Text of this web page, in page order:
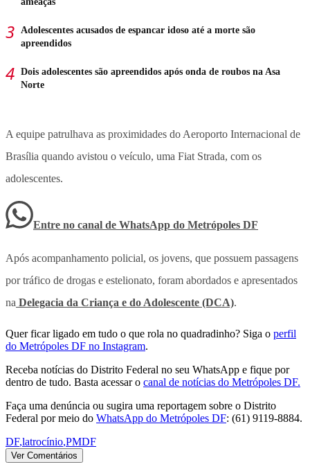
Adolescentes acusados de espancar idoso até a morte são
apreendidos
Dois adolescentes são apreendidos após onda de roubos na Asa
Norte
A equipe patrulhava as proximidades do Aeroporto Internacional de
Brasília quando avistou o veículo, uma Fiat Strada, com os
adolescentes.
Entre no canal de WhatsApp do Metrópoles DF
Após acompanhamento policial, os jovens, que possuem passagens
por tráfico de drogas e estelionato, foram abordados e apresentados
na Delegacia da Criança e do Adolescente (DCA).
Quer ficar ligado em tudo o que rola no quadradinho? Siga o perfil
do Metrópoles DF no Instagram.
Receba notícias do Distrito Federal no seu WhatsApp e fique por
dentro de tudo. Basta acessar o canal de notícias do Metrópoles DF.
Faça uma denúncia ou sugira uma reportagem sobre o Distrito
Federal por meio do WhatsApp do Metrópoles DF: (61) 9119-8884.
DF,latrocínio,PMDF
Ver Comentários